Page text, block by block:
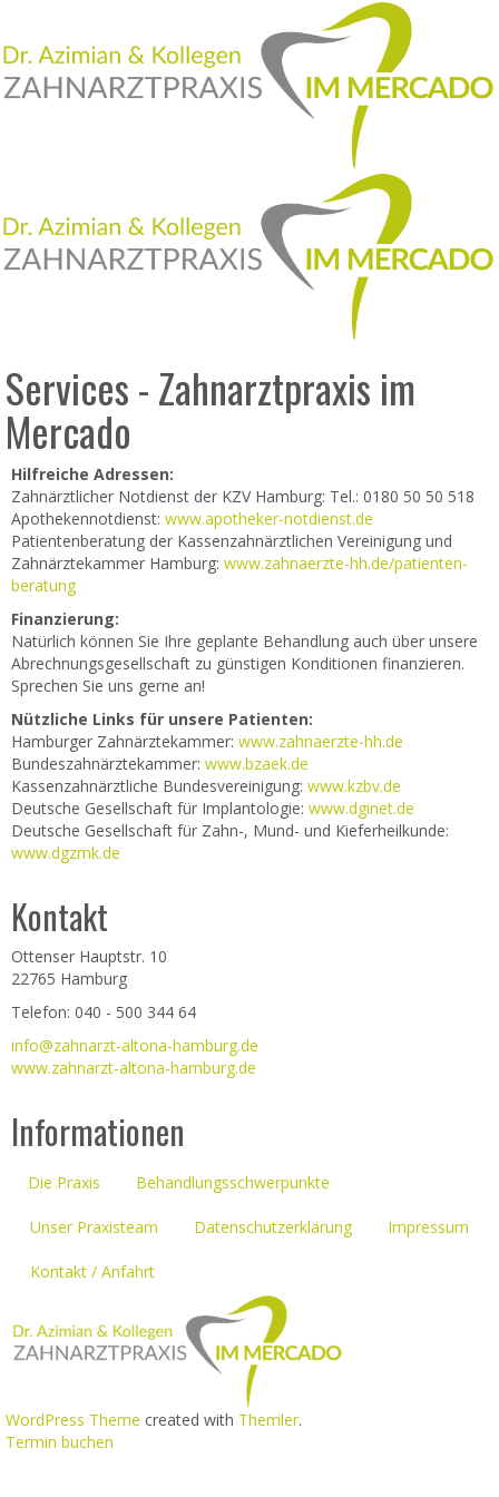
Services - Zahnarztpraxis im
Mercado
Hilfreiche Adressen:
Zahnärztlicher Notdienst der KZV Hamburg: Tel.: 0180 50 50 518
Apothekennotdienst: www.apotheker-notdienst.de
Patientenberatung der Kassenzahnärztlichen Vereinigung und
Zahnärztekammer Hamburg: www.zahnaerzte-hh.de/patienten-
beratung
Finanzierung:
Natürlich können Sie Ihre geplante Behandlung auch über unsere
Abrechnungsgesellschaft zu günstigen Konditionen finanzieren.
Sprechen Sie uns gerne an!
Nützliche Links für unsere Patienten:
Hamburger Zahnärztekammer: www.zahnaerzte-hh.de
Bundeszahnärztekammer: www.bzaek.de
Kassenzahnärztliche Bundesvereinigung: www.kzbv.de
Deutsche Gesellschaft für Implantologie: www.dginet.de
Deutsche Gesellschaft für Zahn-, Mund- und Kieferheilkunde:
www.dgzmk.de
Kontakt
Ottenser Hauptstr. 10
22765 Hamburg
Telefon: 040 - 500 344 64
info@zahnarzt-altona-hamburg.de
www.zahnarzt-altona-hamburg.de
Informationen
Die Praxis Behandlungsschwerpunkte
Unser Praxisteam Datenschutzerklärung Impressum
Kontakt / Anfahrt
WordPress Theme created with Themler.
Termin buchen